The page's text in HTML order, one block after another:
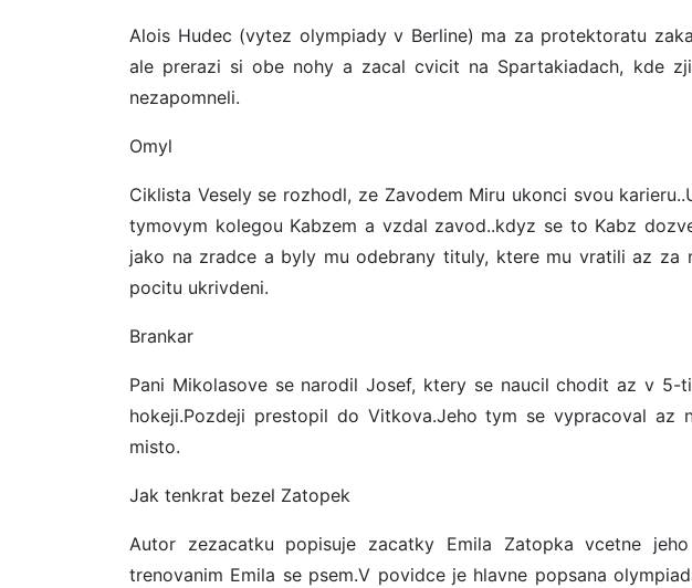
Alois Hudec (vytez olympiady v Berline) ma za protektoratu
ale prerazi si obe nohy a zacal cvicit na Spartakiadach, kde
nezapomneli.
Omyl
Ciklista Vesely se rozhodl, ze Zavodem Miru ukonci svou
tymovym kolegou Kabzem a vzdal zavod..kdyz se to Kabz
jako na zradce a byly mu odebrany tituly, ktere mu vratili az za
pocitu ukrivdeni.
Brankar
Pani Mikolasove se narodil Josef, ktery se naucil chodit az v 5-
hokeji.Pozdeji prestopil do Vitkova.Jeho tym se vypracoval az
misto.
Jak tenkrat bezel Zatopek
Autor zezacatku popisuje zacatky Emila Zatopka vcetne
trenovanim Emila se psem.V povidce je hlavne popsana